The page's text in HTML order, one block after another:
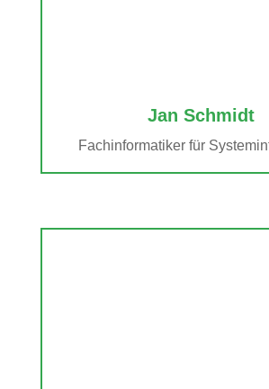
Jan Schmidt
Fachinformatiker für